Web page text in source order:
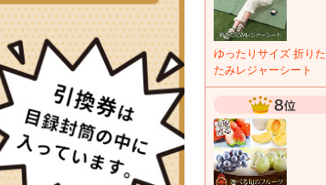
ゆったりサイズ 折りた
たみレジャーシート